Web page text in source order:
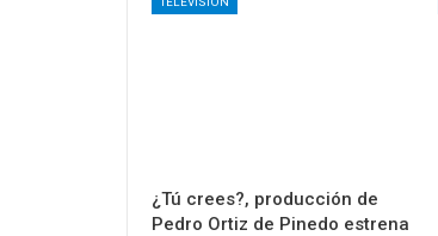
¿Tú crees?, producción de
Pedro Ortiz de Pinedo estrena